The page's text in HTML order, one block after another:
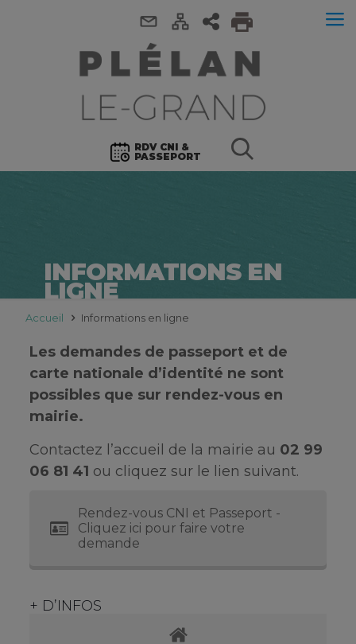
RDV CNI &
PASSEPORT
INFORMATIONS EN
LIGNE
Accueil Informations en ligne
Les demandes de passeport et de
carte nationale d’identité ne sont
possibles que sur rendez-vous en
mairie.
Contactez l’accueil de la mairie au 02 99
06 81 41 ou cliquez sur le lien suivant.
Rendez-vous CNI et Passeport -
Cliquez ici pour faire votre
demande
+ D’INFOS